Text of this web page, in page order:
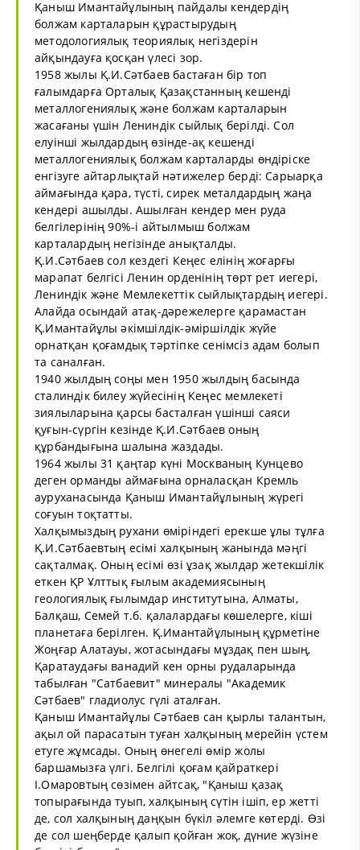
Қаныш Имантайұлының пайдалы кендердің
болжам карталарын құрастырудың
методологиялық теориялық негіздерін
айқындауға қосқан үлесі зор.
1958 жылы Қ.И.Сәтбаев бастаған бір топ
ғалымдарға Орталық Қазақстанның кешенді
металлогениялық және болжам карталарын
жасағаны үшін Лениндік сыйлық берілді. Сол
елуінші жылдардың өзінде-ақ кешенді
металлогениялық болжам карталарды өндіріске
енгізуге айтарлықтай нәтижелер берді: Сарыарқа
аймағында қара, түсті, сирек металдардың жаңа
кендері ашылды. Ашылған кендер мен руда
белгілерінің 90%-і айтылмыш болжам
карталардың негізінде анықталды.
Қ.И.Сәтбаев сол кездегі Кеңес елінің жоғарғы
марапат белгісі Ленин орденінің төрт рет иегері,
Лениндік және Мемлекеттік сыйлықтардың иегері.
Алайда осындай атақ-дәрежелерге қарамастан
Қ.Имантайұлы әкімшілдік-әміршілдік жүйе
орнатқан қоғамдық тәртіпке сенімсіз адам болып
та саналған.
1940 жылдың соңы мен 1950 жылдың басында
сталиндік билеу жүйесінің Кеңес мемлекеті
зиялыларына қарсы басталған үшінші саяси
қуғын-сүргін кезінде Қ.И.Сәтбаев оның
құрбандығына шалына жаздады.
1964 жылы 31 қаңтар күні Москваның Кунцево
деген орманды аймағына орналасқан Кремль
ауруханасында Қаныш Имантайұлының жүрегі
соғуын тоқтатты.
Халқымыздың рухани өміріндегі ерекше ұлы тұлға
Қ.И.Сәтбаевтың есімі халқының жанында мәңгі
сақталмақ. Оның есімі өзі ұзақ жылдар жетекшілік
еткен ҚР Ұлттық ғылым академиясының
геологиялық ғылымдар институтына, Алматы,
Балқаш, Семей т.б. қалалардағы көшелерге, кіші
планетаға берілген. Қ.Имантайұлының құрметіне
Жоңғар Алатауы, жотасындағы мұздақ пен шың,
Қаратаудағы ванадий кен орны рудаларында
табылған "Сатбаевит" минералы "Академик
Сәтбаев" гладиолус гүлі аталған.
Қаныш Имантайұлы Сәтбаев сан қырлы талантын,
ақыл ой парасатын туған халқының мерейін үстем
етуге жұмсады. Оның өнегелі өмір жолы
баршамызға үлгі. Белгілі қоғам қайраткері
І.Омаровтың сөзімен айтсақ, "Қаныш қазақ
топырағында туып, халқының сүтін ішіп, ер жетті
де, сол халқының даңқын бүкіл әлемге көтерді. Өзі
де сол шеңберде қалып қойған жоқ, дүние жүзіне